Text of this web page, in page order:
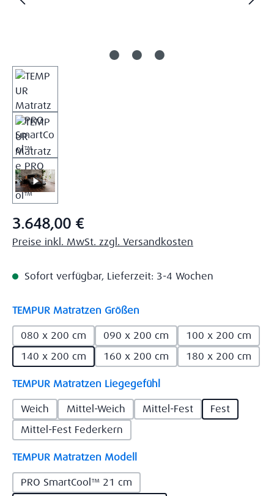
Regulärer Preis:
3.648,00 €
Preise inkl. MwSt. zzgl. Versandkosten
Sofort verfügbar, Lieferzeit: 3-4 Wochen
TEMPUR Matratzen Größen
080 x 200 cm
090 x 200 cm
100 x 200 cm
140 x 200 cm
160 x 200 cm 180 x 200 cm
TEMPUR Matratzen Liegegefühlauswählen
Weich
Mittel-Weich Mittel-Fest
Fest
Mittel-Fest Federkern
TEMPUR Matratzen Modell auswählen
PRO SmartCool™ 21 cm